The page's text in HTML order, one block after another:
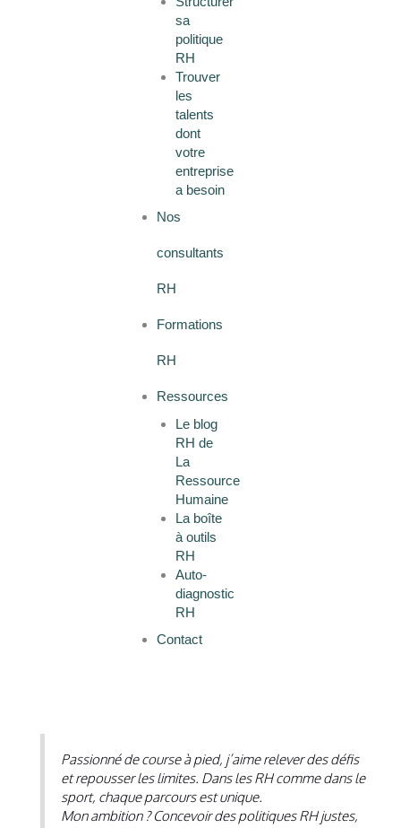
sa
politique
RH
Trouver
les
talents
dont
votre
entreprise
a besoin
Nos
consultants
RH
Formations
RH
Ressources
Le blog
RH de
La
Ressource
Humaine
La boîte
à outils
RH
Auto-
diagnostic
RH
Contact
Passionné de course à pied, j’aime relever des défis
et repousser les limites. Dans les RH comme dans le
sport, chaque parcours est unique.
Mon ambition ? Concevoir des politiques RH justes,